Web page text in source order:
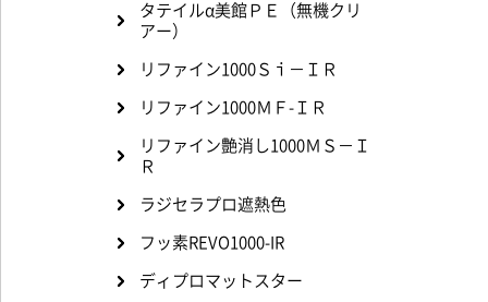
タテイルα美館ＰＥ（無機クリ
アー）
リファイン1000Ｓｉ－ＩＲ
リファイン1000ＭＦ-ＩＲ
リファイン艶消し1000ＭＳ－Ｉ
Ｒ
ラジセラプロ遮熱色
フッ素REVO1000-IR
ディプロマットスター